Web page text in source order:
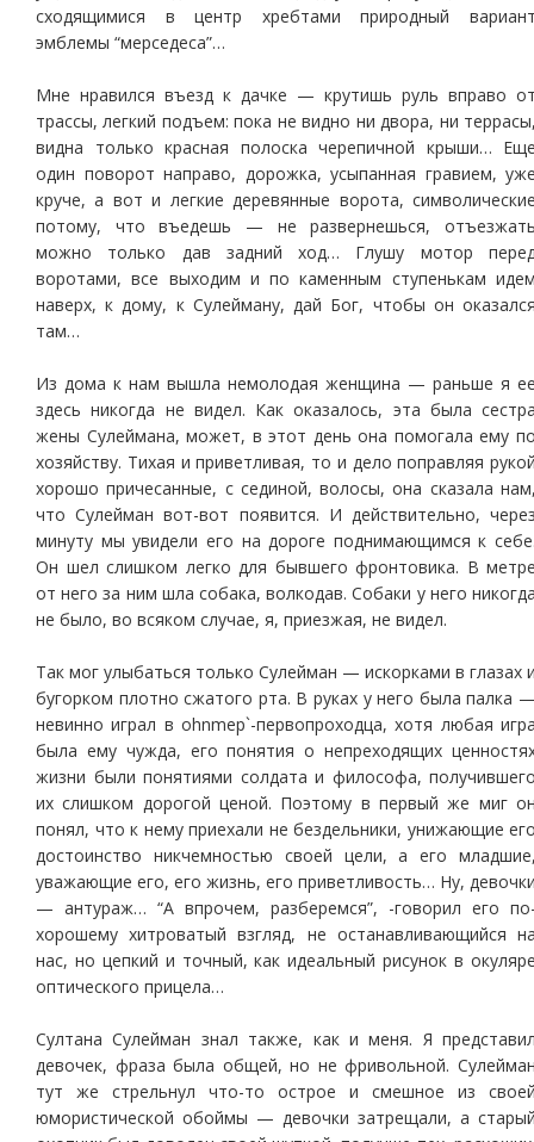
сходящимися в центр хребтами природный
эмблемы “мерседеса”…
Мне нравился въезд к дачке — крутишь руль вправо
трассы, легкий подъем: пока не видно ни двора, ни
видна только красная полоска черепичной крыши…
один поворот направо, дорожка, усыпанная гравием,
круче, а вот и легкие деревянные ворота,
потому, что въедешь — не развернешься,
можно только дав задний ход… Глушу мотор
воротами, все выходим и по каменным ступенькам
наверх, к дому, к Сулейману, дай Бог, чтобы он
там…
Из дома к нам вышла немолодая женщина — раньше я
здесь никогда не видел. Как оказалось, эта была
жены Сулеймана, может, в этот день она помогала ему
хозяйству. Тихая и приветливая, то и дело поправляя
хорошо причесанные, с сединой, волосы, она сказала
что Сулейман вот-вот появится. И действительно,
минуту мы увидели его на дороге поднимающимся к
Он шел слишком легко для бывшего фронтовика. В
от него за ним шла собака, волкодав. Собаки у него
не было, во всяком случае, я, приезжая, не видел.
Так мог улыбаться только Сулейман — искорками в глазах
бугорком плотно сжатого рта. В руках у него была палка
невинно играл в ohnmep`-первопроходца, хотя любая
была ему чужда, его понятия о непреходящих
жизни были понятиями солдата и философа,
их слишком дорогой ценой. Поэтому в первый же миг
понял, что к нему приехали не бездельники, унижающие
достоинство никчемностью своей цели, а его
уважающие его, его жизнь, его приветливость… Ну,
— антураж… “А впрочем, разберемся”, -говорил его
хорошему хитроватый взгляд, не останавливающийся
нас, но цепкий и точный, как идеальный рисунок в
оптического прицела…
Султана Сулейман знал также, как и меня. Я
девочек, фраза была общей, но не фривольной.
тут же стрельнул что-то острое и смешное из
юмористической обоймы — девочки затрещали, а